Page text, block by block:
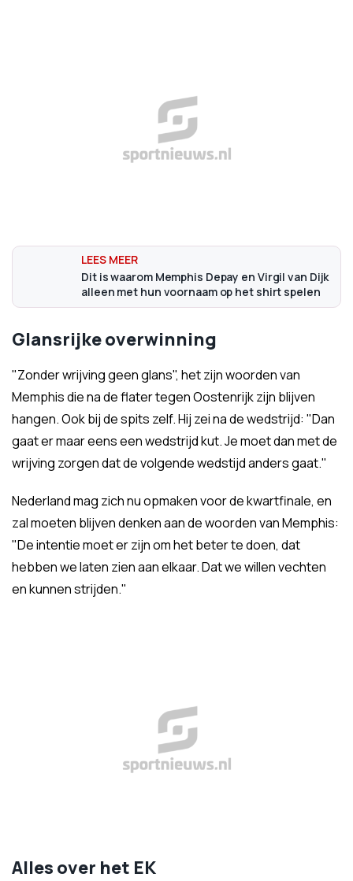
Dit is waarom Memphis Depay en Virgil van Dijk
alleen met hun voornaam op het shirt spelen
Glansrijke overwinning
"Zonder wrijving geen glans", het zijn woorden van
Memphis die na de flater tegen Oostenrijk zijn blijven
hangen. Ook bij de spits zelf. Hij zei na de wedstrijd: "Dan
gaat er maar eens een wedstrijd kut. Je moet dan met de
wrijving zorgen dat de volgende wedstijd anders gaat."
Nederland mag zich nu opmaken voor de kwartfinale, en
zal moeten blijven denken aan de woorden van Memphis:
"De intentie moet er zijn om het beter te doen, dat
hebben we laten zien aan elkaar. Dat we willen vechten
en kunnen strijden."
Alles over het EK